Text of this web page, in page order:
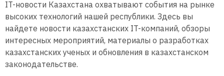
IT-новости Казахстана охватывают события на рынке
высоких технологий нашей республики. Здесь вы
найдете новости казахстанских IT-компаний, обзоры
интересных мероприятий, материалы о разработках
казахстанских ученых и обновления в казахстанском
законодательстве.